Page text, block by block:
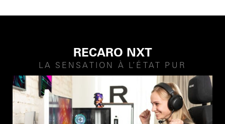
RECARO NXT
LA SENSATION À L’ÉTAT PUR